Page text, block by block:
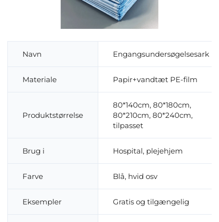
Navn Engangsundersøgelsesark
Materiale Papir+vandtæt PE-film
Produktstørrelse
80*140cm, 80*180cm,
80*210cm, 80*240cm,
tilpasset
Brug i Hospital, plejehjem
Farve Blå, hvid osv
Eksempler Gratis og tilgængelig